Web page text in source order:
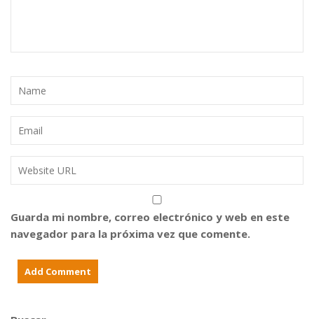
Guarda mi nombre, correo electrónico y web en este
navegador para la próxima vez que comente.